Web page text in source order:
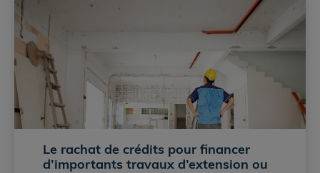
Le rachat de crédits pour financer
d’importants travaux d’extension ou